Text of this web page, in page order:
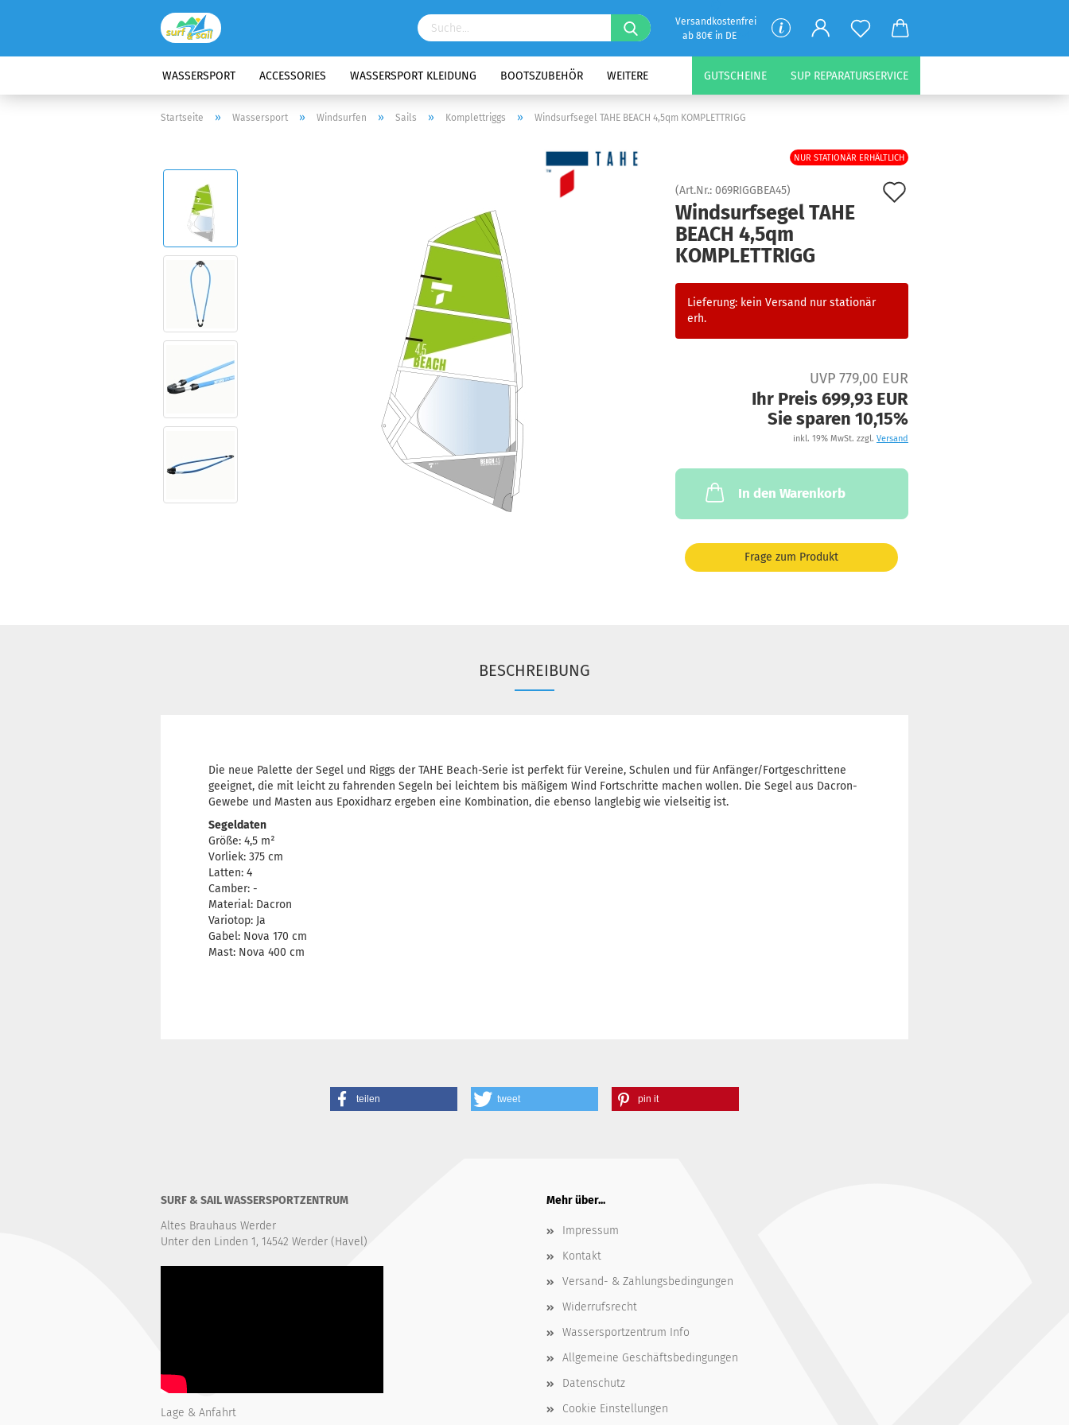
Versandkostenfrei
ab 80€ in DE
WASSERSPORT ACCESSORIES WASSERSPORT KLEIDUNG BOOTSZUBEHÖR GUTSCHEINE SUP REPARATURSERVICE
WEITERE
Startseite » Wassersport » Windsurfen » Sails » Komplettriggs » Windsurfsegel TAHE BEACH 4,5qm KOMPLETTRIGG
NUR STATIONÄR ERHÄLTLICH
(Art.Nr.: 069RIGGBEA45)
Windsurfsegel TAHE
BEACH 4,5qm
KOMPLETTRIGG
Lieferung: kein Versand nur stationär
erh.
UVP 779,00 EUR
Ihr Preis 699,93 EUR
Sie sparen 10,15%
inkl. 19% MwSt. zzgl. Versand
In den Warenkorb
Frage zum Produkt
BESCHREIBUNG
Die neue Palette der Segel und Riggs der TAHE Beach-Serie ist perfekt für Vereine, Schulen und für Anfänger/Fortgeschrittene
geeignet, die mit leicht zu fahrenden Segeln bei leichtem bis mäßigem Wind Fortschritte machen wollen. Die Segel aus Dacron-
Gewebe und Masten aus Epoxidharz ergeben eine Kombination, die ebenso langlebig wie vielseitig ist.
Segeldaten
Größe: 4,5 m²
Vorliek: 375 cm
Latten: 4
Camber: -
Material: Dacron
Variotop: Ja
Gabel: Nova 170 cm
Mast: Nova 400 cm
teilen tweet pin it
SURF & SAIL WASSERSPORTZENTRUM
Altes Brauhaus Werder
Unter den Linden 1, 14542 Werder (Havel)
Lage & Anfahrt
Mehr über...
Impressum
Kontakt
Versand- & Zahlungsbedingungen
Widerrufsrecht
Wassersportzentrum Info
Allgemeine Geschäftsbedingungen
Datenschutz
Cookie Einstellungen